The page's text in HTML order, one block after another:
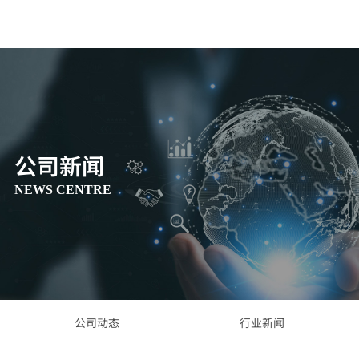
公司新闻
NEWS CENTRE
公司动态 行业新闻